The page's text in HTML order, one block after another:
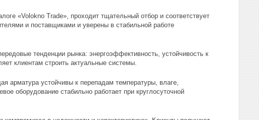
«Volokno Trade», проходит тщательный отбор и соответствует
и поставщиками и уверены в стабильной работе
тенденции рынка: энергоэффективность, устойчивость к
клиентам строить актуальные системы.
арматура устойчивы к перепадам температуры, влаге,
оборудование стабильно работает при круглосуточной